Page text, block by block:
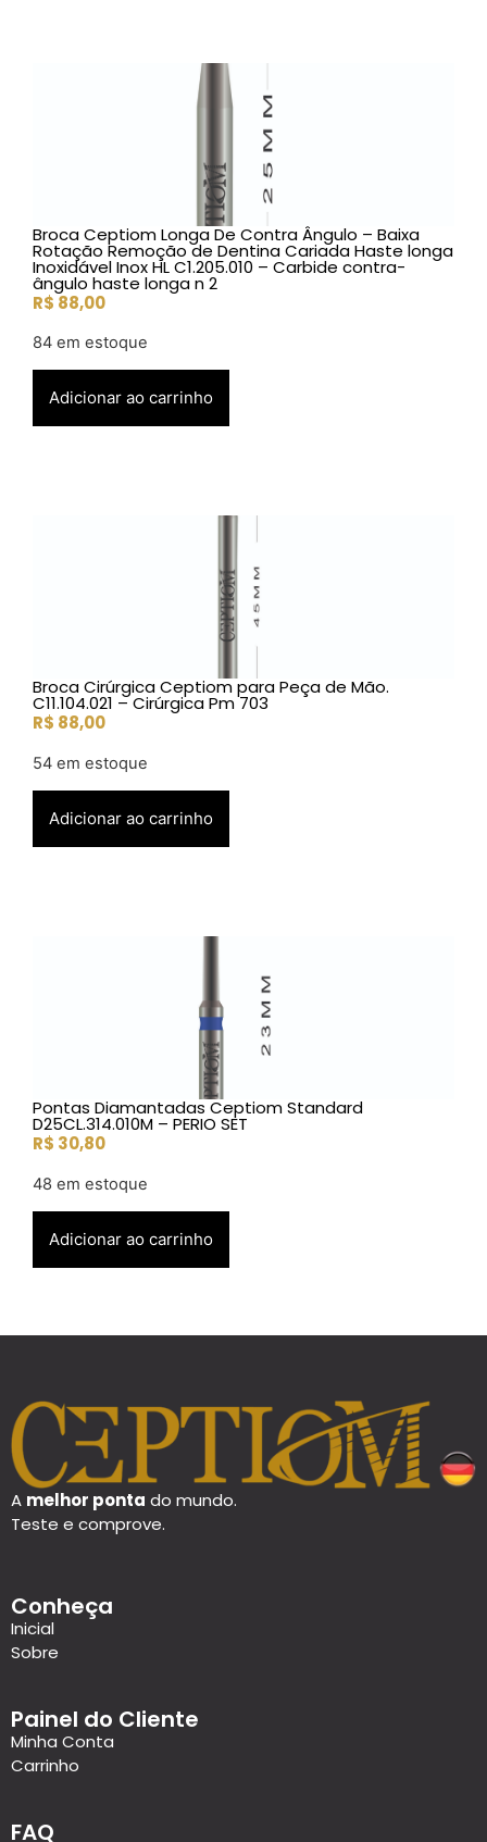
Broca Ceptiom Longa De Contra Ângulo – Baixa
Rotação Remoção de Dentina Cariada Haste longa
Inoxidável Inox HL C1.205.010 – Carbide contra-
ângulo haste longa n 2
R$ 88,00
84 em estoque
Adicionar ao carrinho
Broca Cirúrgica Ceptiom para Peça de Mão.
C11.104.021 – Cirúrgica Pm 703
R$ 88,00
54 em estoque
Adicionar ao carrinho
Pontas Diamantadas Ceptiom Standard
D25CL.314.010M – PERIO SET
R$ 30,80
48 em estoque
Adicionar ao carrinho
A melhor ponta do mundo.
Teste e comprove.
Conheça
Inicial
Sobre
Painel do Cliente
Minha Conta
Carrinho
FAQ